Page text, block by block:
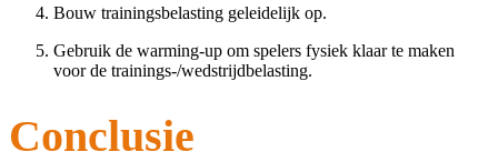
Bouw trainingsbelasting geleidelijk op.
Gebruik de warming-up om spelers fysiek klaar te maken
voor de trainings-/wedstrijdbelasting.
Conclusie